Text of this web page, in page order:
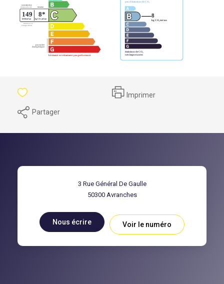
Imprimer
Partager
3 Rue Général De Gaulle
50300 Avranches
Nous écrire Voir le numéro